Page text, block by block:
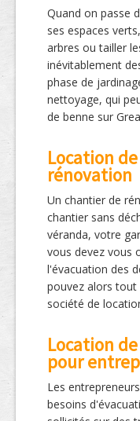
Quand on passe
ses espaces
arbres ou tailler
inévitablement
phase de
nettoyage, qui
de benne sur
Location
rénovation
Un chantier de
chantier sans
véranda, votre
vous devez vous
l'évacuation des
pouvez alors
société de
Location
pour
Les
besoins